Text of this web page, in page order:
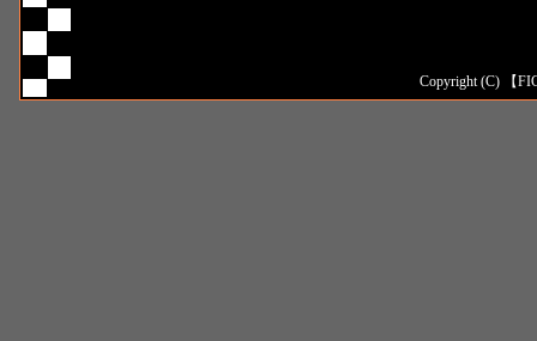
Copyright (C) 【